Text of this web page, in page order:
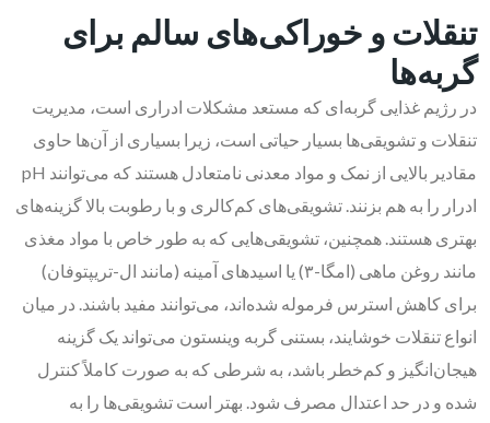
تنقلات و خوراکی‌های سالم برای
گربه‌ها
در رژیم غذایی گربه‌ای که مستعد مشکلات ادراری است، مدیریت
تنقلات و تشویقی‌ها بسیار حیاتی است، زیرا بسیاری از آن‌ها حاوی
مقادیر بالایی از نمک و مواد معدنی نامتعادل هستند که می‌توانند pH
ادرار را به هم بزنند. تشویقی‌های کم‌کالری و با رطوبت بالا گزینه‌های
بهتری هستند. همچنین، تشویقی‌هایی که به طور خاص با مواد مغذی
مانند روغن ماهی (امگا-۳) یا اسیدهای آمینه (مانند ال-تریپتوفان)
برای کاهش استرس فرموله شده‌اند، می‌توانند مفید باشند. در میان
انواع تنقلات خوشایند، بستنی گربه وینستون می‌تواند یک گزینه
هیجان‌انگیز و کم‌خطر باشد، به شرطی که به صورت کاملاً کنترل
شده و در حد اعتدال مصرف شود. بهتر است تشویقی‌ها را به